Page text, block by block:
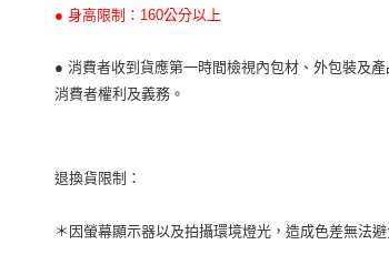
● 身高限制：160公分以上
● 消費者收到貨應第一時間檢視內包材、外包裝及
消費者權利及義務。
退換貨限制：
＊因螢幕顯示器以及拍攝環境燈光，造成色差無法